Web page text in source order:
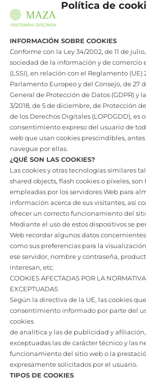
Política de
INFORMACIÓN SOBRE COOKIES
Conforme con la Ley 34/2002, de 11 de
sociedad de la información y de comercio
(LSSI), en relación con el Reglamento (UE)
Parlamento Europeo y del Consejo, de 27
General de Protección de Datos (GDPR) y
3/2018, de 5 de diciembre, de Protección
de los Derechos Digitales (LOPDGDD), es
consentimiento expreso del usuario de
web que usan cookies prescindibles,
navegue por ellas.
¿QUÉ SON LAS COOKIES?
Las cookies y otras tecnologías similares
shared objects, flash cookies o píxeles,
empleadas por los servidores Web para
información acerca de sus visitantes, así
ofrecer un correcto funcionamiento del
Mediante el uso de estos dispositivos se
Web recordar algunos datos
como sus preferencias para la
ese servidor, nombre y contraseña,
interesan, etc.
COOKIES AFECTADAS POR LA
EXCEPTUADAS
Según la directiva de la UE, las cookies
consentimiento informado por parte del
cookies
de analítica y las de publicidad y
exceptuadas las de carácter técnico y las
funcionamiento del sitio web o la
expresamente solicitados por el usuario.
TIPOS DE COOKIES